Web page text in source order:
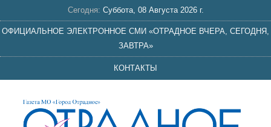
Сегодня: Суббота, 08 Августа 2026 г.
ОФИЦИАЛЬНОЕ ЭЛЕКТРОННОЕ СМИ «ОТРАДНОЕ ВЧЕРА, СЕГОДНЯ,
ЗАВТРА»
КОНТАКТЫ